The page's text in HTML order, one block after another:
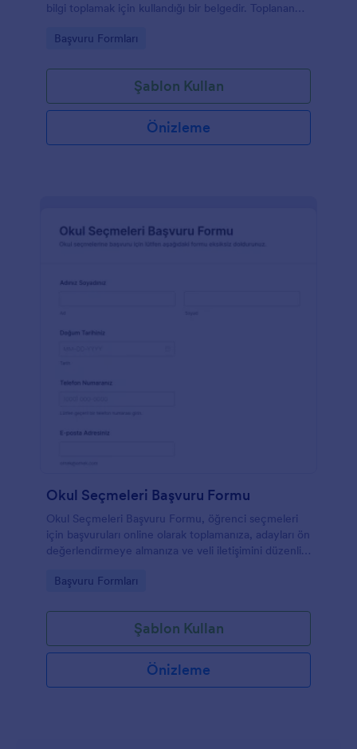
bilgi toplamak için kullandığı bir belgedir. Toplanan
niyetini belirten kişisel bilgilerini içerir. Günümüzde,
verimliliğini ve değerini fark etmektedir. Bu nedenle,
okullar başvuruları 7/24 alabilecekleri web formları
oluşturuyorlar.Bu Üniversite Başvuru Formu şablonu,
çevrimiçi olarak üniversite başvurularını almak
isteyen kolejler için odaklanmıştır. Bu kapsamlı form,
Go to Category:
Başvuru Formları
Şablon Kullan
Önizleme
Okul Seçmeleri Başvuru Formu
Okul Seçmeleri Başvuru Formu, öğrenci seçmeleri
için başvuruları online olarak toplamanıza, adayları ön
değerlendirmeye almanıza ve veli iletişimini düzenli
Go to Category:
Başvuru Formları
Şablon Kullan
Önizleme